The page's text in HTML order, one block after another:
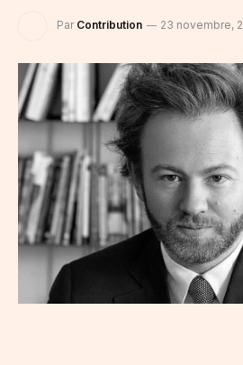
Par Contribution 23 novembre,